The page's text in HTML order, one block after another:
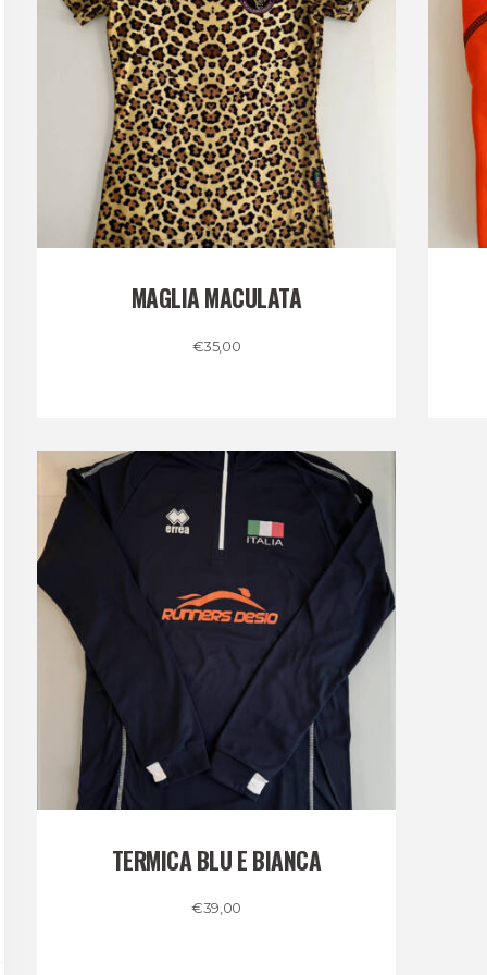
MAGLIA MACULATA
€35,00
TERMICA BLU E BIANCA
€39,00